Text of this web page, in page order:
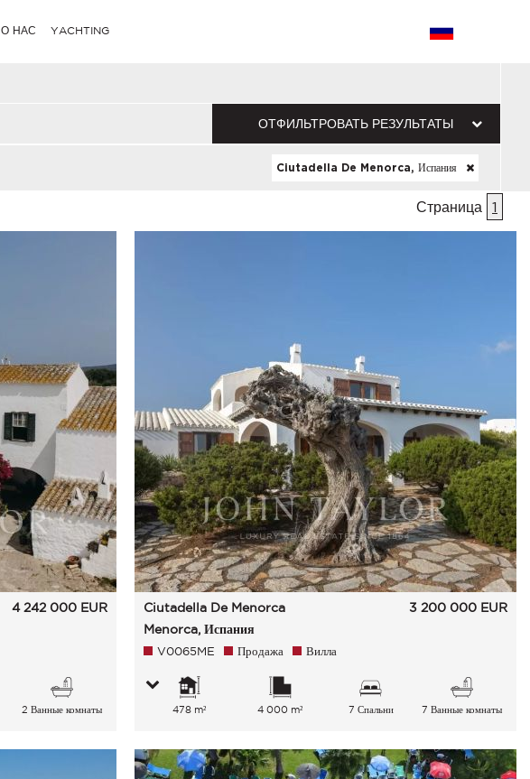
О НАС YACHTING
ОТФИЛЬТРОВАТЬ РЕЗУЛЬТАТЫ
Ciutadella De Menorca, Испания
Страница 1
4 242 000 EUR
2 Ванные комнаты
Ciutadella De Menorca
Menorca, Испания
3 200 000 EUR
V0065ME Продажа Вилла
478 m² 4 000 m² 7 Спальни 7 Ванные комнаты